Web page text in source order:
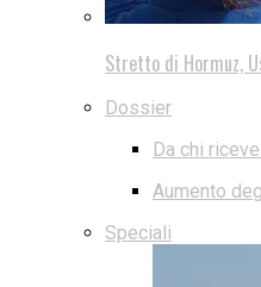
Stretto di Hormuz,
Dossier
Da chi
Aumento
Speciali